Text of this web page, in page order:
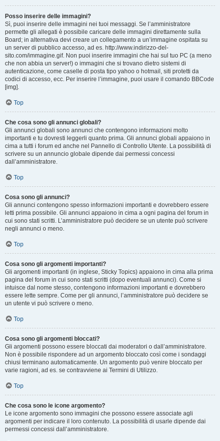
Posso inserire delle immagini?
Sì, puoi inserire delle immagini nei tuoi messaggi. Se l’amministratore
permette gli allegati è possibile caricare delle immagini direttamente sulla
Board; in alternativa devi creare un collegamento a un’immagine ospitata su
un server di pubblico accesso, ad es. http://www.indirizzo-del-
sito.com/immagine.gif. Non puoi inserire immagini che hai sul tuo PC (a meno
che non abbia un server!) o immagini che si trovano dietro sistemi di
autenticazione, come caselle di posta tipo yahoo o hotmail, siti protetti da
codici di accesso, ecc. Per inserire l’immagine, puoi usare il comando BBCode
[img].
Top
Che cosa sono gli annunci globali?
Gli annunci globali sono annunci che contengono informazioni molto
importanti e tu dovresti leggerli quanto prima. Gli annunci globali appaiono in
cima a tutti i forum ed anche nel Pannello di Controllo Utente. La possibilità di
scrivere su un annuncio globale dipende dai permessi concessi
dall’amministratore.
Top
Cosa sono gli annunci?
Gli annunci contengono spesso informazioni importanti e dovrebbero essere
letti prima possibile. Gli annunci appaiono in cima a ogni pagina del forum in
cui sono stati scritti. L’amministratore può decidere se un utente può scrivere
negli annunci o meno.
Top
Cosa sono gli argomenti importanti?
Gli argomenti importanti (in inglese, Sticky Topics) appaiono in cima alla prima
pagina del forum in cui sono stati scritti (dopo eventuali annunci). Come si
intuisce dal nome stesso, contengono informazioni importanti e dovrebbero
essere lette sempre. Come per gli annunci, l’amministratore può decidere se
un utente vi può scrivere o meno.
Top
Cosa sono gli argomenti bloccati?
Gli argomenti possono essere bloccati dai moderatori o dall’amministratore.
Non è possibile rispondere ad un argomento bloccato così come i sondaggi
chiusi terminano automaticamente. Un argomento può venire bloccato per
varie ragioni, ad es. se contravviene ai Termini di Utilizzo.
Top
Che cosa sono le icone argomento?
Le icone argomento sono immagini che possono essere associate agli
argomenti per indicare il loro contenuto. La possibilità di usarle dipende dai
permessi concessi dall’amministratore.